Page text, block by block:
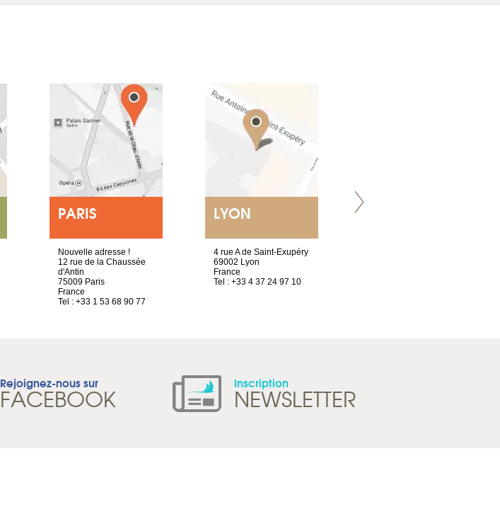
PARIS
Nouvelle adresse !
12 rue de la Chaussée
d'Antin
75009 Paris
France
Tel : +33 1 53 68 90 77
LYON
4 rue A de Saint-Exupéry
69002 Lyon
France
Tel : +33 4 37 24 97 10
Rejoignez-nous sur
FACEBOOK Inscription
NEWSLETTER